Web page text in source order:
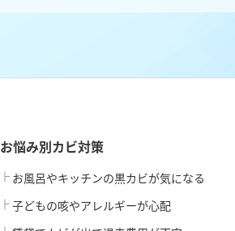
お悩み別カビ対策
お風呂やキッチンの黒カビが気になる
子どもの咳やアレルギーが心配